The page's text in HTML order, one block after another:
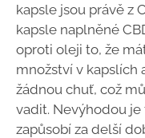
kapsle jsou právě z
kapsle naplněné
oproti oleji to, že
množství v kapslích
žádnou chuť, což
vadit. Nevýhodou je
zapůsobí za delší